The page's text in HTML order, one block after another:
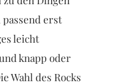
erst
leicht
knapp oder
Wahl des Rocks